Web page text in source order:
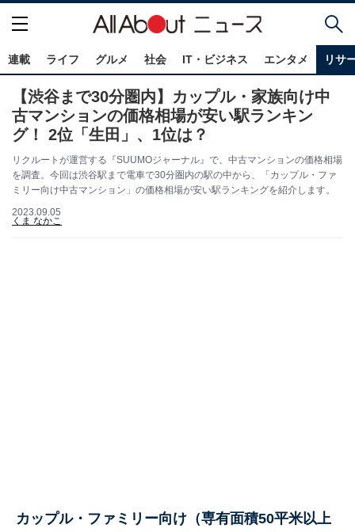
連載 ライフ グルメ 社会 IT・ビジネス エンタメ リサ
【渋谷まで30分圏内】カップル・家族向け中
古マンションの価格相場が安い駅ランキン
グ！ 2位「生田」、1位は？
リクルートが運営する『SUUMOジャーナル』で、中古マンションの価格相場
を調査。今回は渋谷駅まで電車で30分圏内の駅の中から、「カップル・ファ
ミリー向け中古マンション」の価格相場が安い駅ランキングを紹介します。
2023.09.05
くま なかこ
カップル・ファミリー向け（専有面積50平米以上